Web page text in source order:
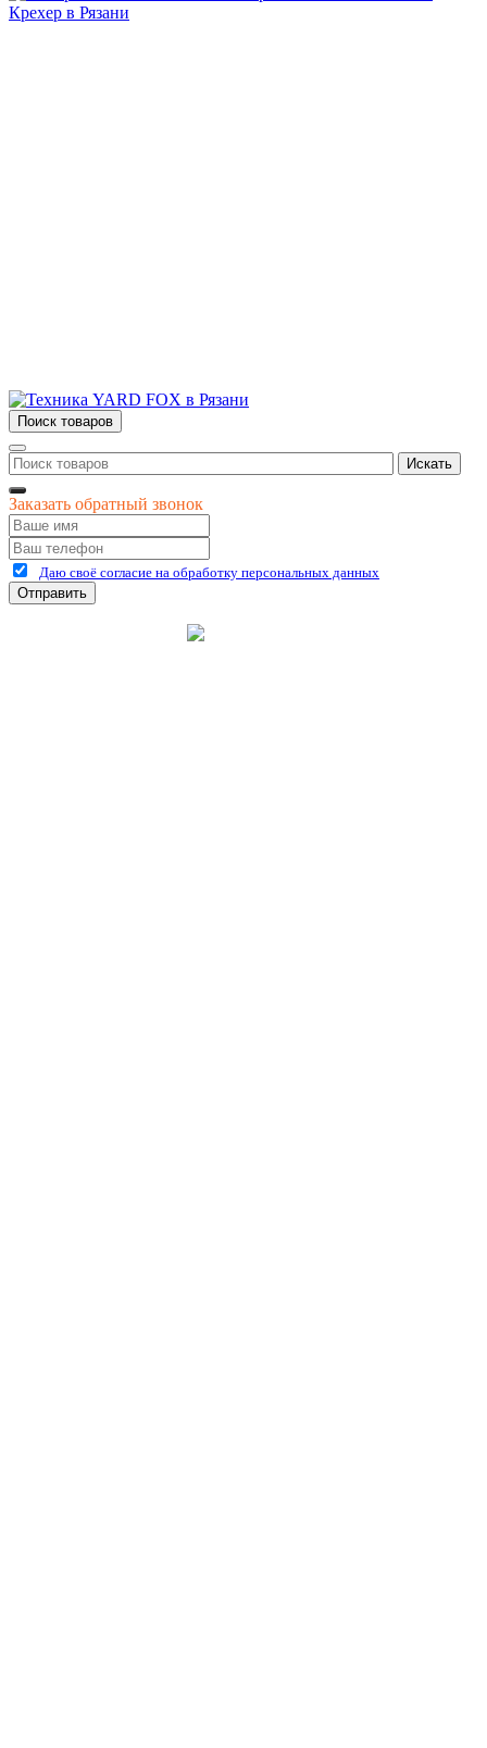
Поиск товаров
Искать
Заказать обратный звонок
Даю своё согласие на обработку персональных данных
Отправить